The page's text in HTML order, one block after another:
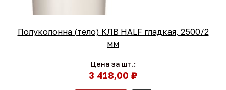
Полуколонна (тело) КЛВ HALF гладкая, 2500/2
мм
Цена за шт.:
3 418,00 ₽